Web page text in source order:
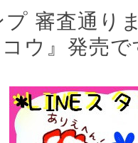
プ 審査通り
ウ』発売